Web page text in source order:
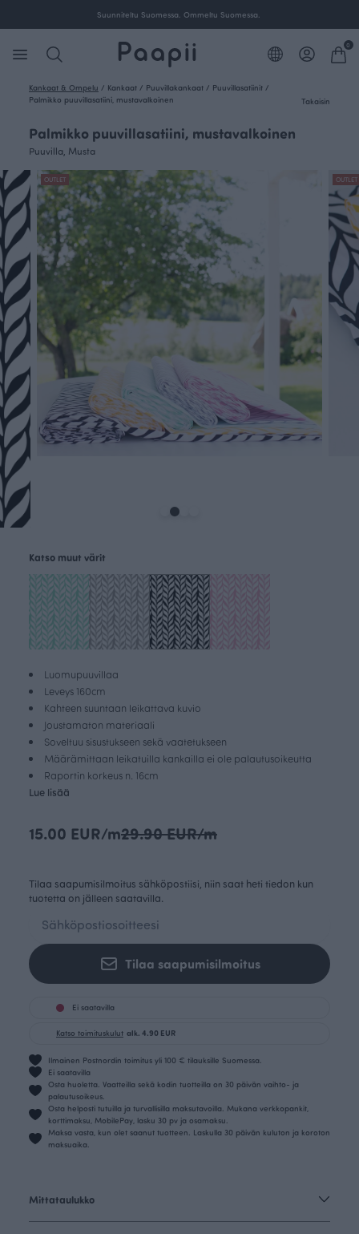
Ilmainen toimitus yli 100 € tilauksille Suomessa.
0
Kankaat & Ompelu / Kankaat / Puuvillakankaat / Puuvillasatiinit /
Palmikko puuvillasatiini, mustavalkoinen
Takaisin
Palmikko puuvillasatiini, mustavalkoinen
Puuvilla, Musta
OUTLET OUTLET
Luomupuuvillaa
Leveys 160cm
Kahteen suuntaan leikattava kuvio
Joustamaton materiaali
Soveltuu sisustukseen sekä vaatetukseen
Määrämittaan leikatuilla kankailla ei ole palautusoikeutta
Raportin korkeus n. 16cm
Lue lisää
Katso muut värit
15.00 EUR/m29.90 EUR/m
Tilaa saapumisilmoitus sähköpostiisi, niin saat heti tiedon kun
tuotetta on jälleen saatavilla.
Tilaa saapumisilmoitus
Ei saatavilla
Katso toimituskulut alk. 4.90 EUR
Ilmainen Postnordin toimitus yli 100 € tilauksille Suomessa.
Ei saatavilla
Osta huoletta. Vaatteilla sekä kodin tuotteilla on 30 päivän vaihto- ja
palautusoikeus.
Osta helposti tutuilla ja turvallisilla maksutavoilla. Mukana verkkopankit,
korttimaksu, MobilePay, lasku 30 pv ja osamaksu.
Maksa vasta, kun olet saanut tuotteen. Laskulla 30 päivän kuluton ja koroton
maksuaika.
Mittataulukko